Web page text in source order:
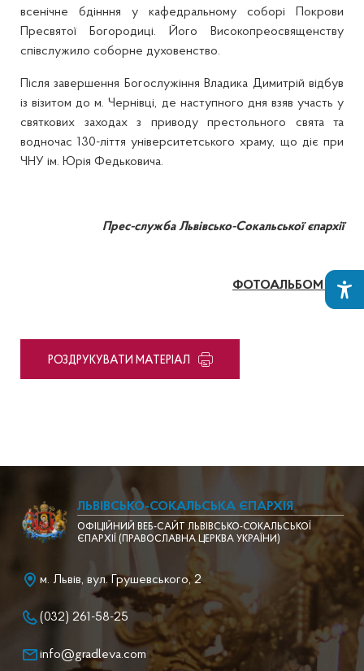
всенічне бдінння у кафедральному соборі Покрови
Пресвятої Богородиці. Його Високопреосвященству
співслужило соборне духовенство.
Після завершення Богослужіння Владика Димитрій відбув
із візитом до м. Чернівці, де наступного дня взяв участь у
святкових заходах з приводу престольного свята та
водночас 130-ліття університетського храму, що діє при
ЧНУ ім. Юрія Федьковича.
Прес-служба Львівсько-Сокальської єпархії
ФОТОАЛЬБОМ >>>
PОЗДРУКУВАТИ МАТЕРІАЛ
ЛЬВІВСЬКО-СОКАЛЬСЬКА ЄПАРХІЯ
ОФІЦІЙНИЙ ВЕБ-САЙТ ЛЬВІВСЬКО-СОКАЛЬСЬКОЇ
ЄПАРХІЇ (ПРАВОСЛАВНА ЦЕРКВА УКРАЇНИ)
м. Львів, вул. Грушевського, 2
(032) 261-58-25
info@gradleva.com